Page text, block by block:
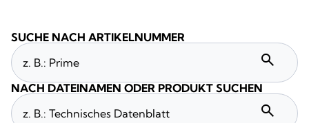
SUCHE NACH ARTIKELNUMMER
search
NACH DATEINAMEN ODER PRODUKT SUCHEN
search